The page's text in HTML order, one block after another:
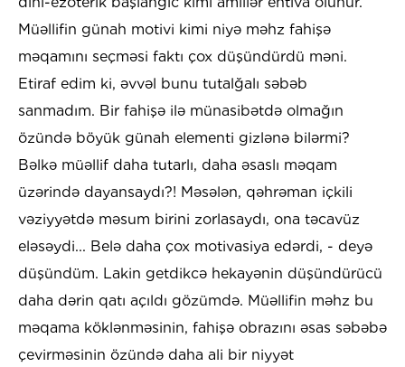
Müəllifin günah motivi kimi niyə məhz fahişə
məqamını seçməsi faktı çox düşündürdü məni.
Etiraf edim ki, əvvəl bunu tutalğalı səbəb
sanmadım. Bir fahişə ilə münasibətdə olmağın
özündə böyük günah elementi gizlənə bilərmi?
Bəlkə müəllif daha tutarlı, daha əsaslı məqam
üzərində dayansaydı?! Məsələn, qəhrəman içkili
vəziyyətdə məsum birini zorlasaydı, ona təcavüz
eləsəydi... Belə daha çox motivasiya edərdi, - deyə
düşündüm. Lakin getdikcə hekayənin düşündürücü
daha dərin qatı açıldı gözümdə. Müəllifin məhz bu
məqama köklənməsinin, fahişə obrazını əsas səbəbə
çevirməsinin özündə daha ali bir niyyət